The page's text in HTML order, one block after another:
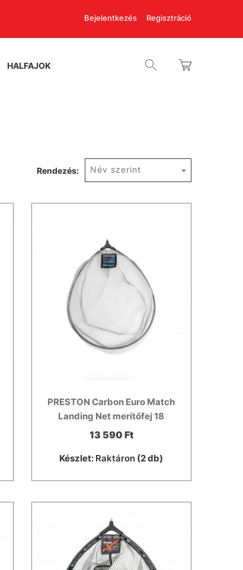
Bejelentkezés Regisztráció
HALFAJOK
Rendezés: Név szerint
PRESTON Carbon Euro Match
Landing Net merítőfej 18
13 590 Ft
Készlet: Raktáron (2 db)